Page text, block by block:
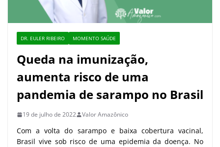
DR. EULER RIBEIRO MOMENTO SAÚDE
Queda na imunização,
aumenta risco de uma
pandemia de sarampo no Brasil
19 de julho de 2022 Valor Amazônico
Com a volta do sarampo e baixa cobertura vacinal,
Brasil vive sob risco de uma epidemia da doença. No